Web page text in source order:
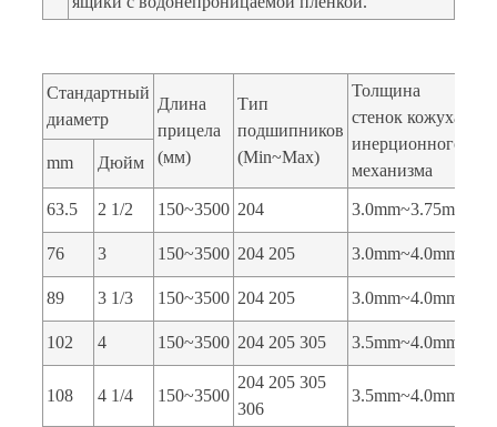
Стандартный
диаметр
Длина
прицела
(мм)
Тип
подшипников
(Min~Max)
Толщина
стенок кожуха
инерционного
механизма
mm Дюйм
63.5 2 1/2 150~3500 204 3.0mm~3.75mm
76 3 150~3500 204 205 3.0mm~4.0mm
89 3 1/3 150~3500 204 205 3.0mm~4.0mm
102 4 150~3500 204 205 305 3.5mm~4.0mm
108 4 1/4 150~3500
204 205 305
306
3.5mm~4.0mm